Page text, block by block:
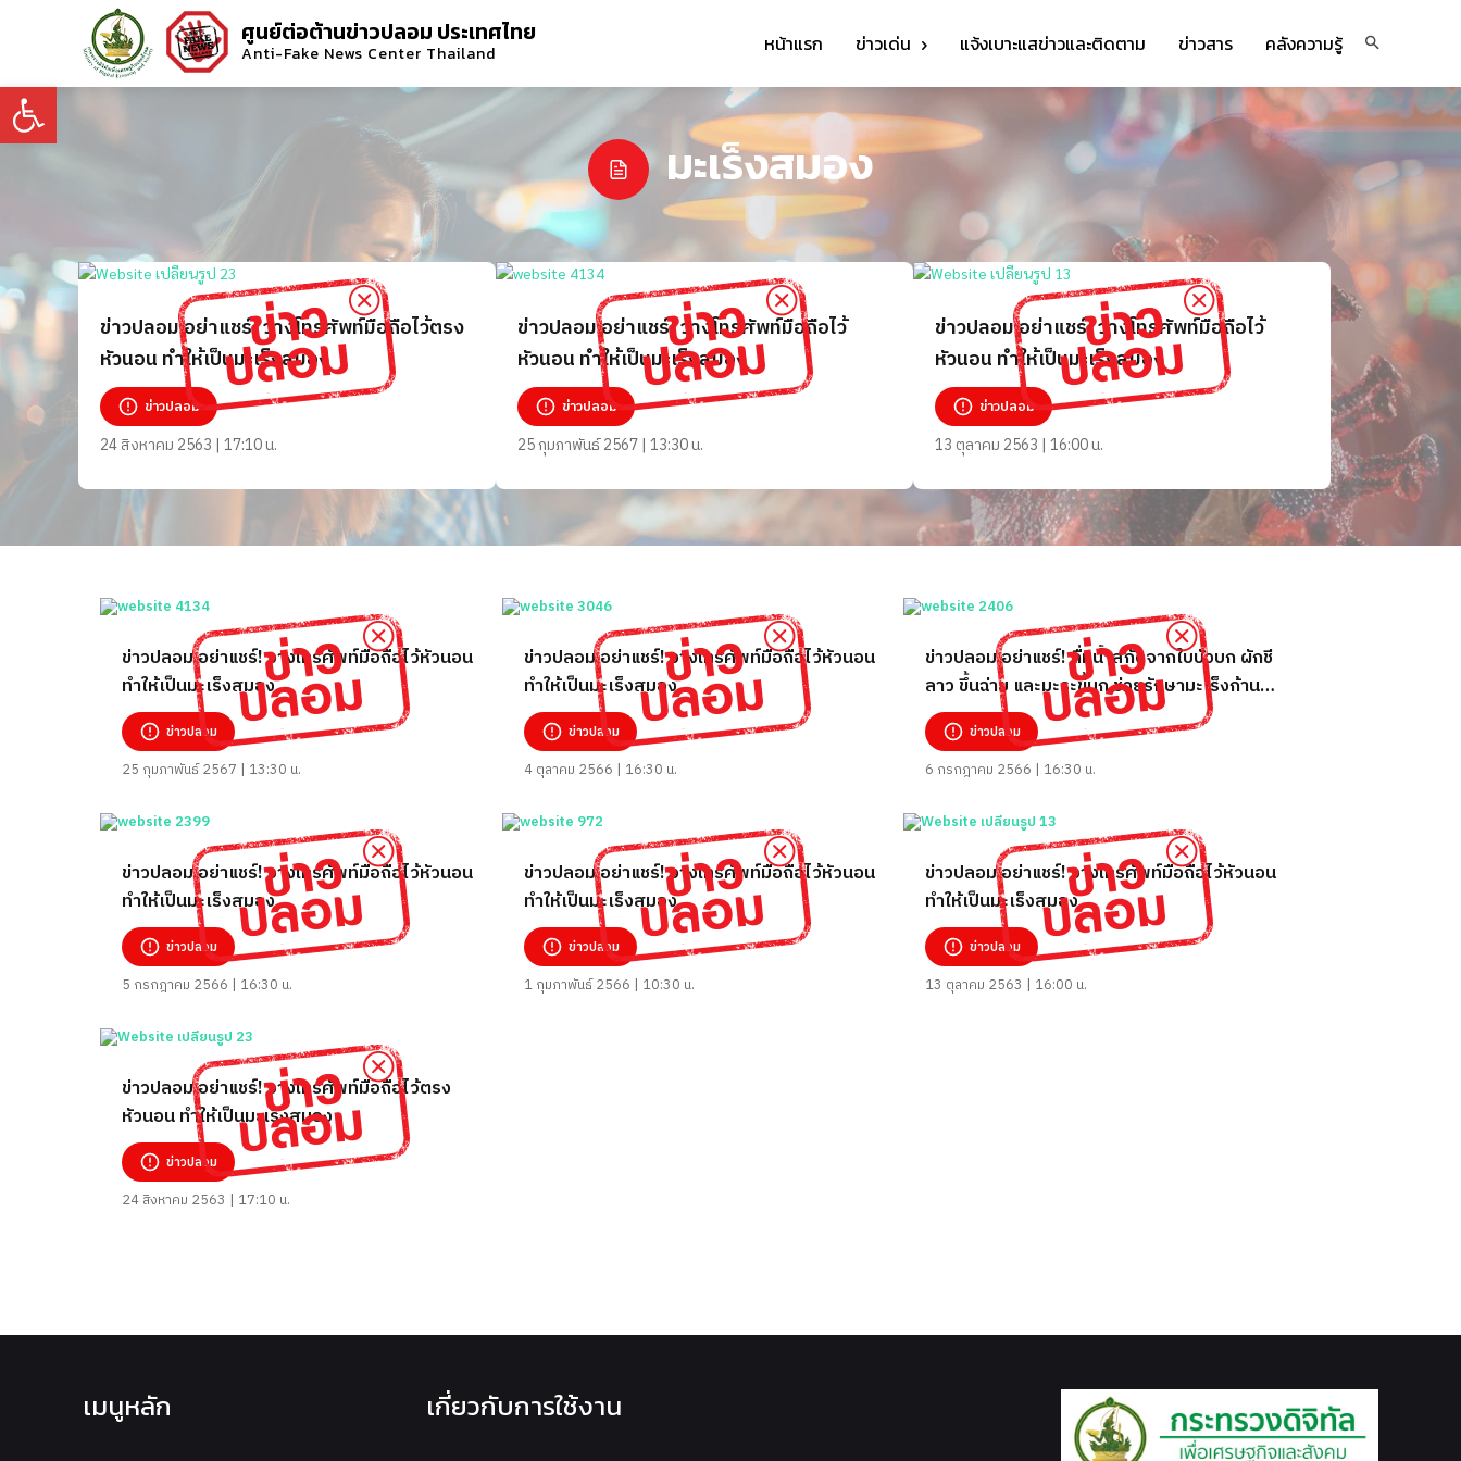
Open toolbar
ศูนย์ต่อต้านข่าวปลอม ประเทศไทย
Anti-Fake News Center Thailand หน้าแรก ข่าวเด่น แจ้งเบาะแสข่าวและติดตาม ข่าวสาร คลังความรู้
มะเร็งสมอง
ข่าวปลอม อย่าแชร์! วางโทรศัพท์มือถือไว้ตรง
หัวนอน ทำให้เป็นมะเร็งสมอง
ข่าวปลอม
24 สิงหาคม 2563 | 17:10 น.
ข่าวปลอม อย่าแชร์! วางโทรศัพท์มือถือไว้
หัวนอน ทำให้เป็นมะเร็งสมอง
ข่าวปลอม
25 กุมภาพันธ์ 2567 | 13:30 น.
ข่าวปลอม อย่าแชร์! วางโทรศัพท์มือถือไว้
หัวนอน ทำให้เป็นมะเร็งสมอง
ข่าวปลอม
13 ตุลาคม 2563 | 16:00 น.
ข่าวปลอม อย่าแชร์! วางโทรศัพท์มือถือไว้หัวนอน
ทำให้เป็นมะเร็งสมอง
ข่าวปลอม
25 กุมภาพันธ์ 2567 | 13:30 น.
ข่าวปลอม อย่าแชร์! วางโทรศัพท์มือถือไว้หัวนอน
ทำให้เป็นมะเร็งสมอง
ข่าวปลอม
4 ตุลาคม 2566 | 16:30 น.
ข่าวปลอม อย่าแชร์! ดื่มน้ำสกัดจากใบบัวบก ผักชี
ลาว ขึ้นฉ่าย และมะระขี้นก ช่วยรักษามะเร็งก้าน
สมอง
ข่าวปลอม
6 กรกฎาคม 2566 | 16:30 น.
ข่าวปลอม อย่าแชร์! วางโทรศัพท์มือถือไว้หัวนอน
ทำให้เป็นมะเร็งสมอง
ข่าวปลอม
5 กรกฎาคม 2566 | 16:30 น.
ข่าวปลอม อย่าแชร์! วางโทรศัพท์มือถือไว้หัวนอน
ทำให้เป็นมะเร็งสมอง
ข่าวปลอม
1 กุมภาพันธ์ 2566 | 10:30 น.
ข่าวปลอม อย่าแชร์! วางโทรศัพท์มือถือไว้หัวนอน
ทำให้เป็นมะเร็งสมอง
ข่าวปลอม
13 ตุลาคม 2563 | 16:00 น.
ข่าวปลอม อย่าแชร์! วางโทรศัพท์มือถือไว้ตรง
หัวนอน ทำให้เป็นมะเร็งสมอง
ข่าวปลอม
24 สิงหาคม 2563 | 17:10 น.
เมนูหลัก เกี่ยวกับการใช้งาน